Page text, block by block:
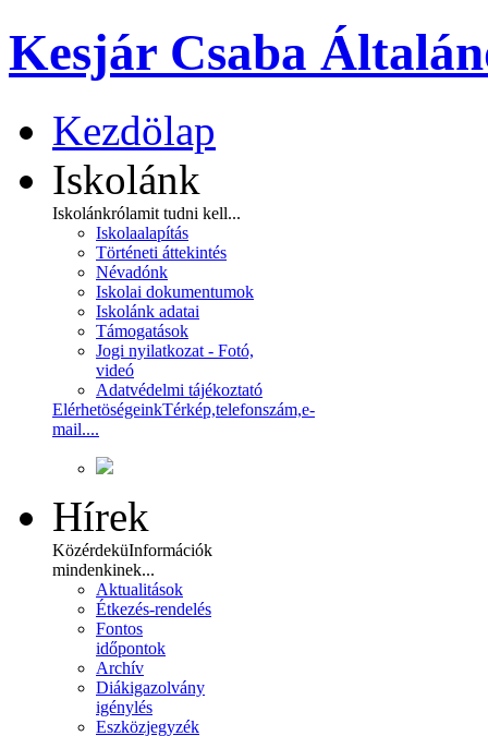
Kesjár Csaba
Kezdölap
Iskolánk
Iskolánkrólamit tudni kell...
Iskolaalapítás
Történeti áttekintés
Névadónk
Iskolai dokumentumok
Iskolánk adatai
Támogatások
Jogi nyilatkozat - Fotó,
videó
Adatvédelmi tájékoztató
ElérhetöségeinkTérkép,telefonszám,e-
mail....
Hírek
KözérdeküInformációk
mindenkinek...
Aktualitások
Étkezés-rendelés
Fontos
időpontok
Archív
Diákigazolvány
igénylés
Eszközjegyzék